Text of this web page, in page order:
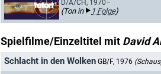
D/A/CH, 1970–
(Ton in 1 Folge)
Spielfilme/Einzeltitel mit David
Schlacht in den Wolken GB/F, 1976